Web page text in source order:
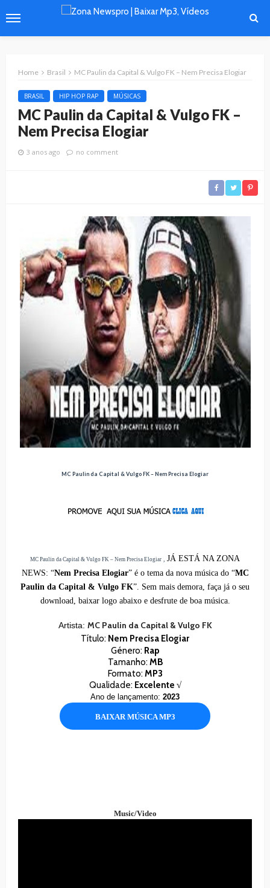
Home Brasil MC Paulin da Capital & Vulgo FK – Nem Precisa Elogiar
BRASIL HIP HOP RAP MÚSICAS
MC Paulin da Capital & Vulgo FK –
Nem Precisa Elogiar
3 anos ago no comment
MC Paulin da Capital & Vulgo FK – Nem Precisa Elogiar
MC Paulin da Capital & Vulgo FK – Nem Precisa Elogiar
JÁ ESTÁ NA ZONA
NEWS: “Nem Precisa Elogiar” é o tema da nova música do “MC
Paulin da Capital & Vulgo FK”. Sem mais demora, faça já o seu
download, baixar logo abaixo e desfrute de boa música.
Artista: MC Paulin da Capital & Vulgo FK
Título: Nem Precisa Elogiar
Género: Rap
Tamanho:MB
Formato:MP3
Qualidade: Excelente √
Ano de lançamento: 2023
BAIXAR MÚSICA MP3
Music/Video